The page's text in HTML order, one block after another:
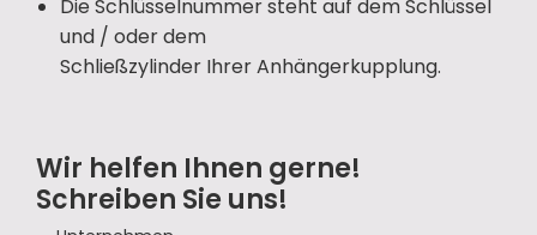
Die Schlüsselnummer steht auf dem Schlüssel
und / oder dem
Schließzylinder Ihrer Anhängerkupplung.
Wir helfen Ihnen gerne!
Schreiben Sie uns!